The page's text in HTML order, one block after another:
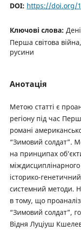
DOI: https://doi.org/
Ключові слова:
Перша світова
русини
Анотація
Метою статті є
регіону під час
романі
“Зимовий солдат”.
на принципах
міждисциплінарного
історико-
системний методи.
в тому, що
“Зимовий солдат”,
Відня Луціуш